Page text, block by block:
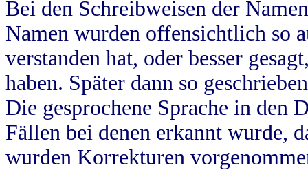
Bei den Schreibweisen der
Namen wurden offensichtlich so
verstanden hat, oder besser
haben. Später dann so
Die gesprochene Sprache in
Fällen bei denen erkannt wurde,
wurden Korrekturen